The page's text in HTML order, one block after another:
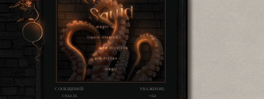
СООБЩЕНИЙ:
184426
УВАЖЕНИЕ:
+64